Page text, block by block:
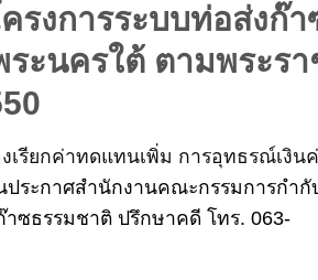
รงการระบบท่อส่งก๊า
ะนครใต้ ตามพระร
เรียกค่าทดแทนเพิ่ม การอุทธรณ์เงิน
ประกาศสำนักงานคณะกรรมการกำกั
ซธรรมชาติ ปรึกษาคดี โทร. 063-